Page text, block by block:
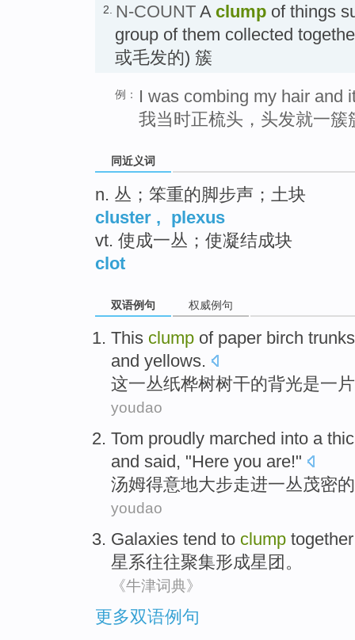
2. N-COUNT A clump of things
group of them collected
或毛发的) 簇
例：
I was combing my hair and
我当时正梳头，头发就一簇
同近义词
n. 丛；笨重的脚步声；土块
cluster , plexus
vt. 使成一丛；使凝结成块
clot
双语例句 权威例句
This clump of paper birch
and yellows.
这一丛纸桦树树干的背光是一片
youdao
Tom proudly marched into a
and said, "Here you are!"
汤姆得意地大步走进一丛茂密的
youdao
Galaxies tend to clump together
星系往往聚集形成星团 。
《牛津词典》
更多双语例句